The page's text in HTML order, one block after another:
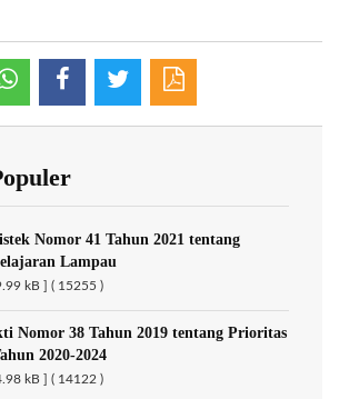
Nomor 41 Tahun 2021 tentang
Lampau
kB ] ( 15255 )
Nomor 38 Tahun 2019 tentang Prioritas
2020-2024
kB ] ( 14122 )